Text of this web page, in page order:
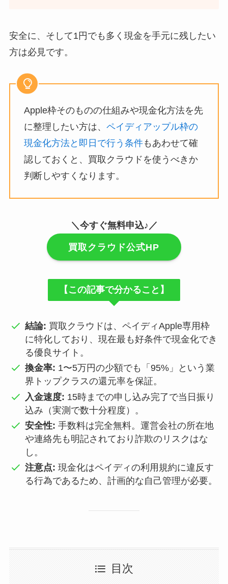
安全に、そして1円でも多く現金を手元に残したい
方は必見です。
Apple枠そのものの仕組みや現金化方法を先
に整理したい方は、 ペイディアップル枠の
現金化方法と即日で行う条件もあわせて確
認しておくと、買取クラウドを使うべきか
判断しやすくなります。
＼今すぐ無料申込♪／
買取クラウド公式HP
【この記事で分かること】
結論: 買取クラウドは、ペイディApple専用枠
に特化しており、現在最も好条件で現金化でき
る優良サイト。
換金率: 1〜5万円の少額でも「95%」という業
界トップクラスの還元率を保証。
入金速度: 15時までの申し込み完了で当日振り
込み（実測で数十分程度）。
安全性: 手数料は完全無料。運営会社の所在地
や連絡先も明記されており詐欺のリスクはな
し。
注意点: 現金化はペイディの利用規約に違反す
る行為であるため、計画的な自己管理が必要。
目次